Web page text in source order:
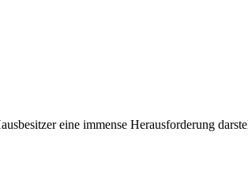
eine immense Herausforderung